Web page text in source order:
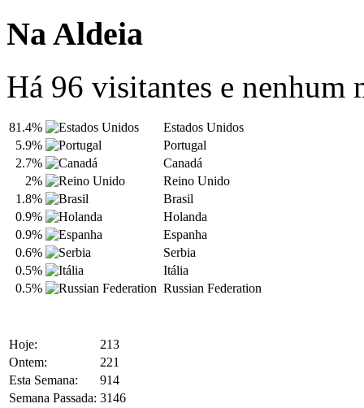
Na Aldeia
Há 96 visitantes e nenhum
81.4%
Estados Unidos
5.9%
Portugal
2.7%
Canadá
2%
Reino Unido
1.8%
Brasil
0.9%
Holanda
0.9%
Espanha
0.6%
Serbia
0.5%
Itália
0.5%
Russian Federation
Hoje:
213
Ontem:
221
Esta Semana:
914
Semana Passada: 3146